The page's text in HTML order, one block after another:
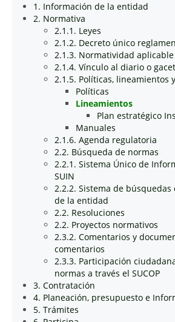
1. Información de la entidad
2. Normativa
2.1.1. Leyes
2.1.2. Decreto único
2.1.3. Normatividad aplicable
2.1.4. Vínculo al diario o
2.1.5. Políticas, lineamientos
Políticas
Lineamientos
Plan estratégico
Manuales
2.1.6. Agenda regulatoria
2.2. Búsqueda de normas
2.2.1. Sistema Único de
SUIN
2.2.2. Sistema de
de la entidad
2.2. Resoluciones
2.2. Proyectos normativos
2.3.2. Comentarios y
comentarios
2.3.3. Participación
normas a través el SUCOP
3. Contratación
4. Planeación, presupuesto e
5. Trámites